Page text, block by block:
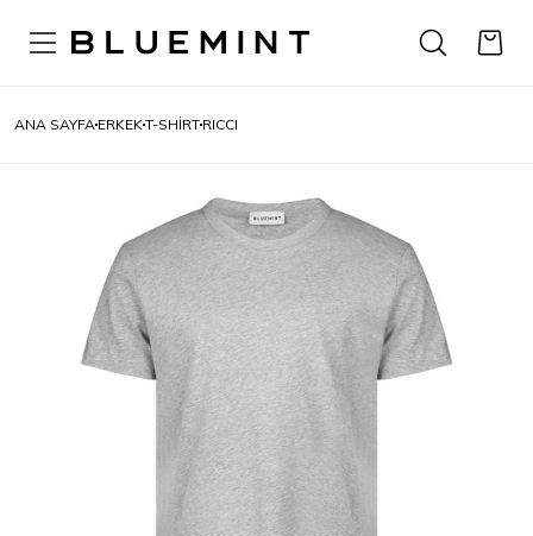
ANA SAYFA ERKEKT-SHIRT RICCI